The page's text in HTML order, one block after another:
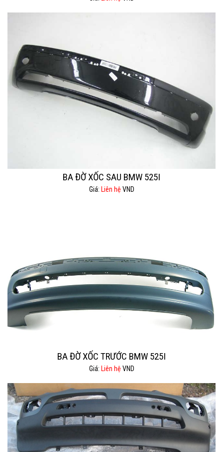
BA ĐỜ XỐC SAU BMW 525I
Giá: Liên hệ VND
BA ĐỜ XỐC TRƯỚC BMW 525I
Giá: Liên hệ VND